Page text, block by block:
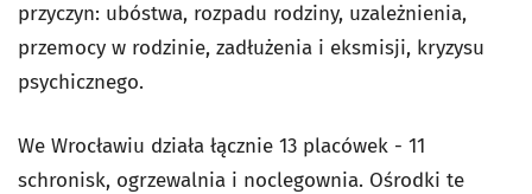
przyczyn: ubóstwa, rozpadu rodziny, uzależnienia,
przemocy w rodzinie, zadłużenia i eksmisji, kryzysu
psychicznego.
We Wrocławiu działa łącznie 13 placówek - 11
schronisk, ogrzewalnia i noclegownia. Ośrodki te